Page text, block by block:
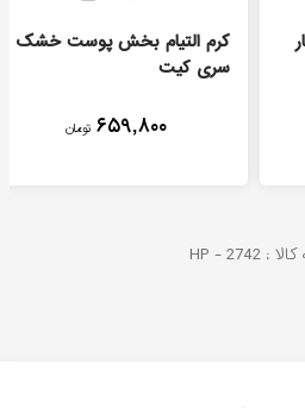
کرم التیام بخش پوست خشک
سری کیت
۶۵۹,۸۰۰ تومان
:
HP -2742